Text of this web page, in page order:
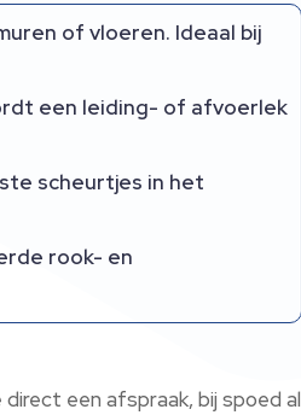
of vloeren. Ideaal bij
een leiding- of afvoerlek
scheurtjes in het
rook- en
een afspraak, bij spoed al